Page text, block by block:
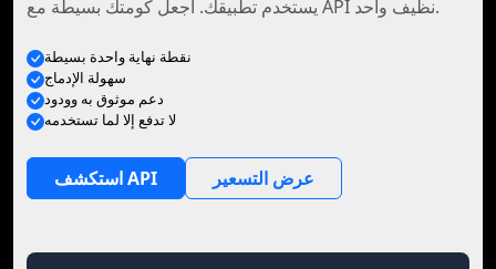
يستخدم تطبيقك. اجعل كومتك بسيطة مع API نظيف واحد.
نقطة نهاية واحدة بسيطة
سهولة الإدماج
دعم موثوق به وودود
لا تدفع إلا لما تستخدمه
استكشف API عرض التسعير